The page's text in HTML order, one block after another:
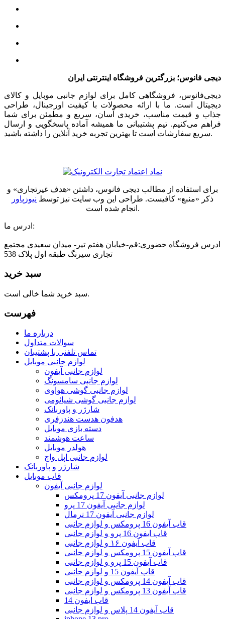
دیجی فانوس؛ بزرگترین فروشگاه اینترنتی ایران
دیجی‌فانوس، فروشگاهی کامل برای لوازم جانبی موبایل و کالای
دیجیتال است. ما با ارائه محصولات با کیفیت اورجینال، طراحی
جذاب و قیمت مناسب، خریدی آسان، سریع و مطمئن برای شما
فراهم می‌کنیم. تیم پشتیبانی ما همیشه آماده پاسخگویی و ارسال
سریع سفارشات است تا بهترین تجربه خرید آنلاین را داشته باشید.
برای استفاده از مطالب دیجی فانوس، داشتن «هدف غیرتجاری» و
ذکر «منبع» کافیست. طراحی این وب سایت نیز توسط نیوزپاور
انجام شده است.
ادرس ما:
ادرس فروشگاه حضوری:قم-خیابان هفتم تیر- میدان سعیدی مجتمع
تجاری سیرنگ طبقه اول پلاک 538
سبد خرید
سبد خرید شما خالی است.
فهرست
درباره ما
سوالات متداول
تماس تلفنی با پشتیبان
لوازم جانبی موبایل
لوازم جانبی آیفون
لوازم جانبی سامسونگ
لوازم جانبی گوشی هواوی
لوازم جانبی گوشی شیائومی
شارژر و پاوربانک
هدفون هدست هندزفری
دسته بازی موبایل
ساعت هوشمند
هولدر موبایل
لوازم جانبی اپل واچ
شارژر و پاوربانک
قاب موبایل
لوازم جانبی آیفون
لوازم جانبی آیفون 17 پرومکس
لوازم جانبی آیفون 17 پرو
لوازم جانبی آیفون 17 نرمال
قاب آیفون 16 پرومکس و لوازم جانبی
قاب ایفون 16 پرو و لوازم جانبی
قاب آیفون ۱۶ و لوازم جانبی
قاب آیفون 15 پرومکس و لوازم جانبی
قاب آیفون 15 پرو و لوازم جانبی
قاب آیفون 15 و لوازم جانبی
قاب آیفون 14 پرومکس و لوازم جانبی
قاب آیفون 13 پرومکس و لوازم جانبی
قاب ایفون 14
قاب آیفون 14 پلاس و لوازم جانبی